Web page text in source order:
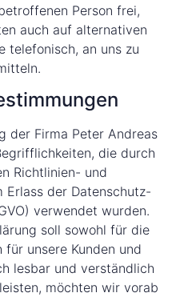
Person frei,
auch auf alternativen
telefonisch, an uns zu
der Firma Peter Andreas
die durch
Richtlinien- und
Erlass der Datenschutz-
verwendet wurden.
soll sowohl für die
unsere Kunden und
lesbar und verständlich
möchten wir vorab